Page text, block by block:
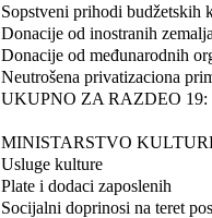
Sopstveni prihodi budžetskih
Donacije od inostranih
Donacije od međunarodnih
Neutrošena privatizaciona
UKUPNO ZA RAZDEO 19:
MINISTARSTVO
Usluge kulture
Plate i dodaci zaposlenih
Socijalni doprinosi na teret